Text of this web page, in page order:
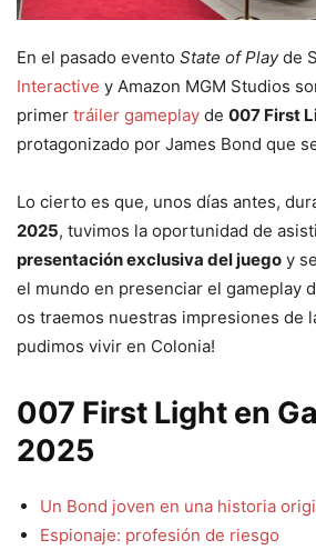
En el pasado evento State of Playde
Interactive y Amazon MGM Studios
primer tráiler gameplay de 007 First
protagonizado por James Bond que
Lo cierto es que, unos días antes,
2025, tuvimos la oportunidad de
presentación exclusiva del juego y
el mundo en presenciar el gameplay
os traemos nuestras impresiones de
pudimos vivir en Colonia!
007 First Light en
2025
Un Bond joven en una historia
Espionaje: profesión de riesgo